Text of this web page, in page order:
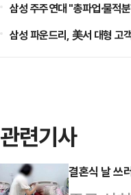
삼성 주주연대 "총파업·물적
삼성 파운드리, 美서 대형 고
관련기사
결혼식 날 쓰